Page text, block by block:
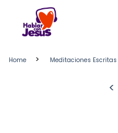
content
Home > Meditaciones Escritas
<